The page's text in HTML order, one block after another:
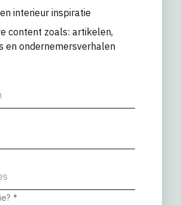
interieur inspiratie
content zoals: artikelen,
en ondernemersverhalen
*